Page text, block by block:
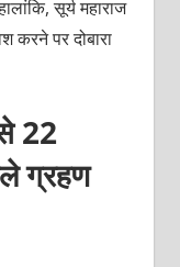
सूर्य महाराज
करने पर दोबारा
22
ग्रहण